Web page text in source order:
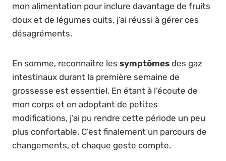
mon alimentation pour inclure davantage de fruits
doux et de légumes cuits, j’ai réussi à gérer ces
désagréments.
En somme, reconnaître les symptômes des gaz
intestinaux durant la première semaine de
grossesse est essentiel. En étant à l’écoute de
mon corps et en adoptant de petites
modifications, j’ai pu rendre cette période un peu
plus confortable. C’est finalement un parcours de
changements, et chaque geste compte.